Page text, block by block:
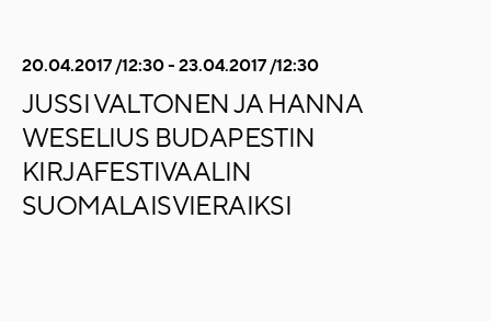
20.04.2017 /12:30 - 23.04.2017 /12:30
JUSSI VALTONEN JA HANNA
WESELIUS BUDAPESTIN
KIRJAFESTIVAALIN
SUOMALAISVIERAIKSI